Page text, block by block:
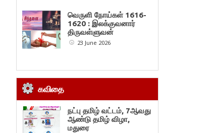
வெருளி நோய்கள் 1616-
1620 : இலக்குவனார்
திருவள்ளுவன்
23 June 2026
கவிதை
நட்பு தமிழ் வட்டம், 7ஆவது
ஆண்டு தமிழ் விழா,
மதுரை